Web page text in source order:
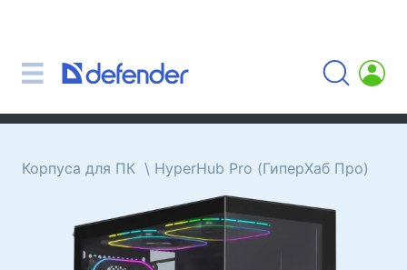
Наборы (клавиатура + мышь)
Клавиатуры
Гарнитуры, наушники, микрофоны
Петличные Микрофоны
Компьютерные микрофоны
Корпуса для ПК HyperHub Pro (ГиперХаб Про)